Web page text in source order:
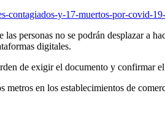
contagiados-y-17-muertos-por-covid-
personas no se podrán desplazar a
digitales.
de exigir el documento y confirmar
en los establecimientos de